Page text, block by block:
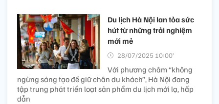
Du lịch Hà Nội lan tỏa sức
hút từ những trải nghiệm
mới mẻ
28/07/2025 10:00’
Với phương châm “không
ngừng sáng tạo để giữ chân du khách”, Hà Nội đang
tập trung phát triển loạt sản phẩm du lịch mới lạ, hấp
dẫn